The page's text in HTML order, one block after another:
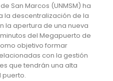
San Marcos (UNMSM) ha
la descentralización de la
la apertura de una nueva
del Megapuerto de
objetivo formar
con la gestión
que tendrán una alta
puerto.